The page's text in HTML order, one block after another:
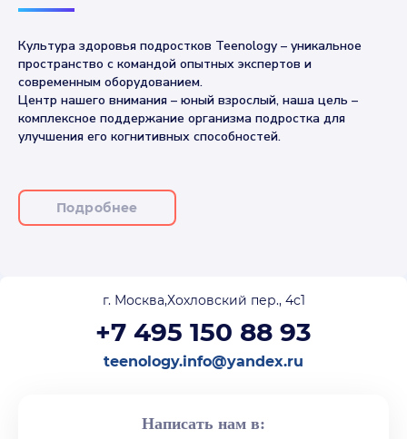
Культура здоровья подростков Teenology – уникальное
пространство с командой опытных экспертов и
современным оборудованием.
Центр нашего внимания – юный взрослый, наша цель –
комплексное поддержание организма подростка для
улучшения его когнитивных способностей.
Подробнее
г. Москва,Хохловский пер., 4с1
+7 495 150 88 93
teenology.info@yandex.ru
Написать нам в: